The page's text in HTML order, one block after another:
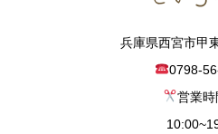
兵庫県西宮市甲
0798-
営業時